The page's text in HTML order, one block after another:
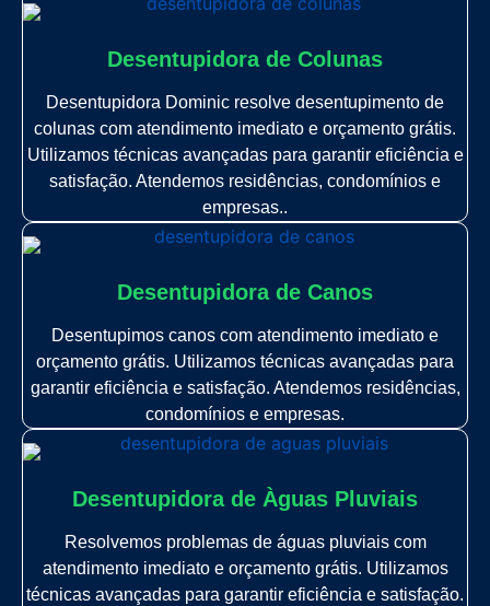
Desentupidora de Colunas
Desentupidora Dominic resolve desentupimento de
colunas com atendimento imediato e orçamento grátis.
Utilizamos técnicas avançadas para garantir eficiência e
satisfação. Atendemos residências, condomínios e
empresas..
Desentupidora de Canos
Desentupimos canos com atendimento imediato e
orçamento grátis. Utilizamos técnicas avançadas para
garantir eficiência e satisfação. Atendemos residências,
condomínios e empresas.
Desentupidora de Àguas Pluviais
Resolvemos problemas de águas pluviais com
atendimento imediato e orçamento grátis. Utilizamos
técnicas avançadas para garantir eficiência e satisfação.